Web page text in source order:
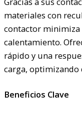
materiales con
contactor minimiza
calentamiento.
rápido y una
carga, optimizando
Beneficios Clave